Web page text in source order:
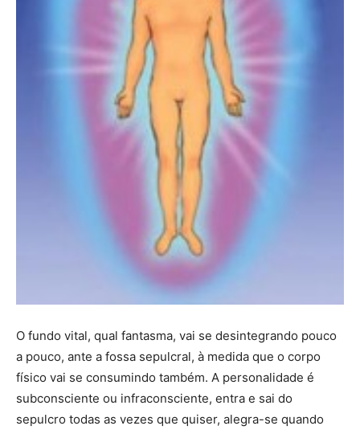
O fundo vital, qual fantasma, vai se desintegrando pouco
a pouco, ante a fossa sepulcral, à medida que o corpo
físico vai se consumindo também. A personalidade é
subconsciente ou infraconsciente, entra e sai do
sepulcro todas as vezes que quiser, alegra-se quando